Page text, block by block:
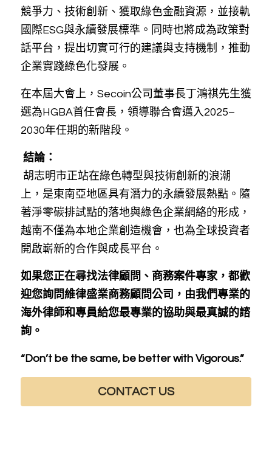
競爭力、技術創新、獲取綠色金融資源，並接軌
國際ESG與永續發展標準。同時也將成為政策對
話平台，提出切實可行的建議與支持機制，推動
企業實踐綠色化發展。
在本屆大會上，Secoin公司董事長丁鴻祺先生獲
選為HGBA首任會長，領導聯合會邁入2025–
2030年任期的新階段。
結論：
胡志明市正站在綠色轉型與技術創新的浪潮
上，是東南亞地區具有潛力的永續發展熱點。隨
著淨零碳排試點的落地與綠色企業網絡的形成，
越南不僅為本地企業創造機會，也為全球投資者
開啟嶄新的合作與成長平台。
如果您正在尋找法律顧問、商務案件專家，都歡
迎您詢問維律盛業商務顧問公司，由我們專業的
海外律師和專員給您最專業的協助與最真誠的諮
詢。
“Don’t be the same, be better with Vigorous.”
CONTACT US